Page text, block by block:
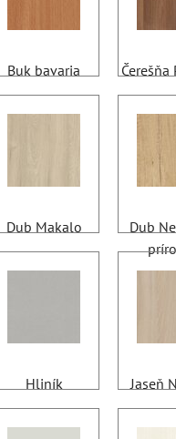
Buk bavaria
Dub Makalo
Dub
Hliník Jaseň